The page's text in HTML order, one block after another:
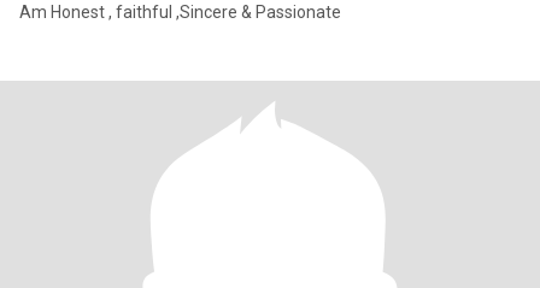
Am Honest , faithful ,Sincere & Passionate